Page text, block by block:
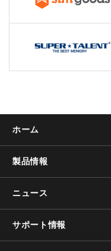
ホーム
製品情報
ニュース
サポート情報